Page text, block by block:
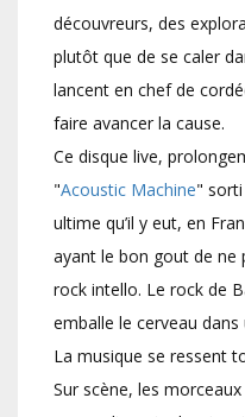
découvreurs, des
plutôt que de se caler
lancent en chef de
faire avancer la cause.
Ce disque live,
"Acoustic Machine"
ultime qu’il y eut, en
ayant le bon gout de ne
rock intello. Le rock de
emballe le cerveau
La musique se ressent
Sur scène, les